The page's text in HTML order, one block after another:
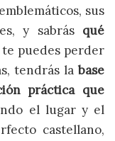
sus
y sabrás qué
te puedes perder
tendrás la base
práctica que
el lugar y el
castellano,